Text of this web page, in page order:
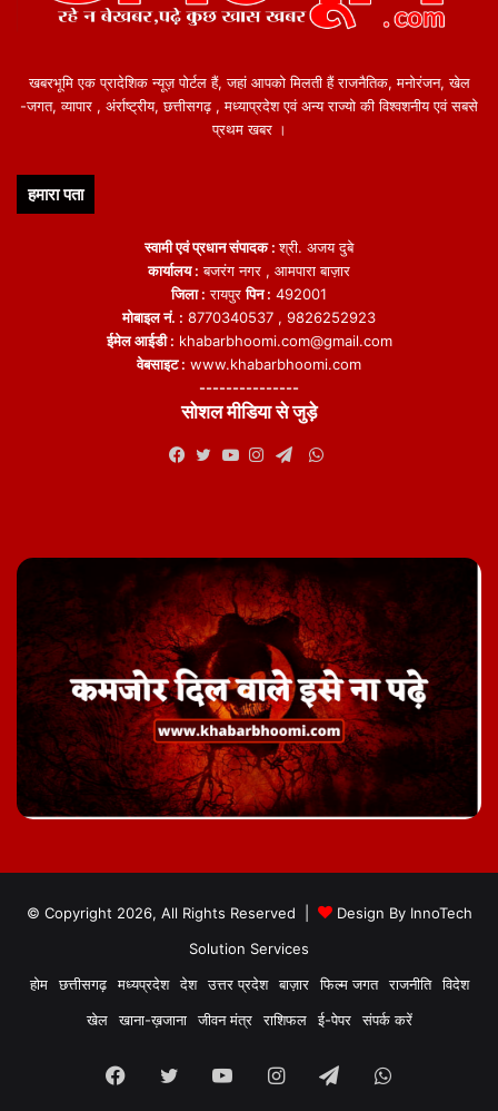
खबरभूमि एक प्रादेशिक न्यूज़ पोर्टल हैं, जहां आपको मिलती हैं राजनैतिक, मनोरंजन, खेल
-जगत, व्यापार , अंर्राष्ट्रीय, छत्तीसगढ़ , मध्याप्रदेश एवं अन्य राज्यो की विश्वशनीय एवं सबसे
प्रथम खबर ।
हमारा पता
स्वामी एवं प्रधान संपादक :श्री. अजय दुबे
कार्यालय : बजरंग नगर , आमपारा बाज़ार
जिला : रायपुरपिन : 492001
मोबाइल नं. : 8770340537 , 9826252923
ईमेल आईडी : khabarbhoomi.com@gmail.com
वेबसाइट : www.khabarbhoomi.com
---------------
सोशल मीडिया से जुड़े
WhatsApp
© Copyright 2026, All Rights Reserved | Design By InnoTech
Solution Services
होम
छत्तीसगढ़ मध्यप्रदेश देश उत्तर प्रदेश बाज़ार फिल्म जगत राजनीति
विदेश
खेल
खाना-ख़जाना जीवन मंत्र राशिफल ई-पेपर संपर्क करें
Facebook
TwitterYouTubeInstagram
TelegramWhatsApp